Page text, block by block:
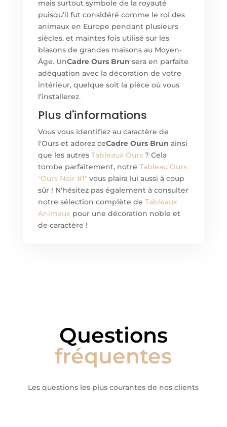
mais surtout symbole de la royauté
puisqu’il fut considéré comme le roi des
animaux en Europe pendant plusieurs
siècles, et maintes fois utilisé sur les
blasons de grandes maisons au Moyen-
Âge. UnCadre Ours Brun sera en parfaite
adéquation avec la décoration de votre
intérieur, quelque soit la pièce où vous
l’installerez.
Plus d'informations
Vous vous identifiez au caractère de
l'Ours et adorez ceCadre Ours Brun ainsi
que les autres Tableaux Ours? Cela
tombe parfaitement, notre Tableau Ours
"Ours Noir #1"vous plaira lui aussi à coup
sûr ! N'hésitez pas également à consulter
notre sélection complète de Tableaux
Animaux pour une décoration noble et
de caractère !
Questions
fréquentes
Les questions les plus courantes de nos clients